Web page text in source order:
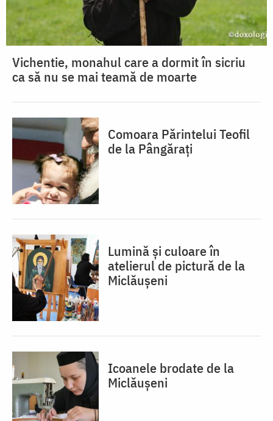
Vichentie, monahul care a dormit în sicriu
ca să nu se mai teamă de moarte
Comoara Părintelui Teofil
de la Pângărați
Lumină și culoare în
atelierul de pictură de la
Miclăușeni
Icoanele brodate de la
Miclăușeni